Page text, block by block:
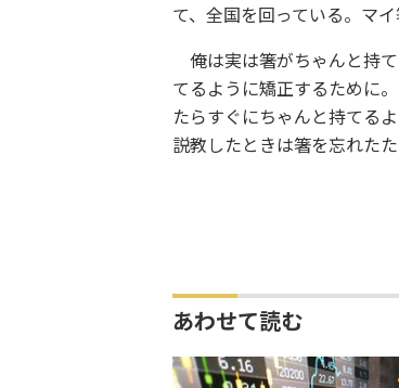
て、全国を回っている。マ
俺は実は箸がちゃんと持
てるように矯正するために
たらすぐにちゃんと持てる
説教したときは箸を忘れた
あわせて読む